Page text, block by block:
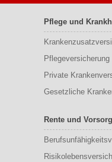
Pflege und
Pflegeversicherung
Private
Gesetzliche
Rente und